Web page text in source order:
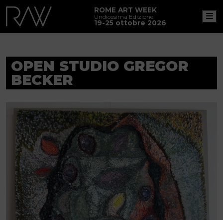
ROME ART WEEK
Undicesima Edizione
19-25 ottobre 2026
OPEN STUDIO GREGOR
BECKER